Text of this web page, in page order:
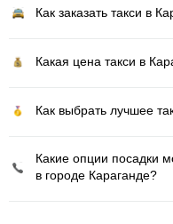
Как заказать такси в
Какая цена такси в
Как выбрать лучшее
Какие опции посадки
в городе Караганде?